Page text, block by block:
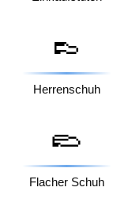
👞
Herrenschuh
🥿
Flacher Schuh